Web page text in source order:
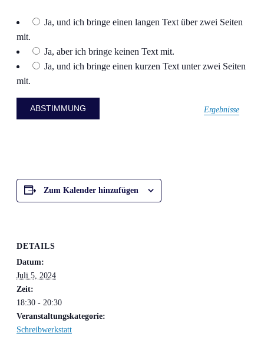
Ja, und ich bringe einen langen Text über zwei Seiten
mit.
Ja, aber ich bringe keinen Text mit.
Ja, und ich bringe einen kurzen Text unter zwei Seiten
mit.
Ergebnisse
Zum Kalender hinzufügen
DETAILS
Datum:
Juli 5, 2024
Zeit:
18:30 - 20:30
Veranstaltungskategorie:
Schreibwerkstatt